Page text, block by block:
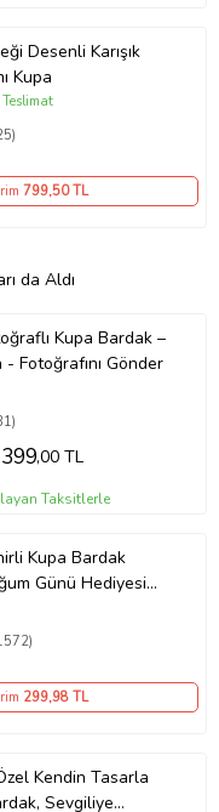
Kupa
799,50 TL
da Aldı
Kupa Bardak –
Fotoğrafını Gönder
399,00 TL
Taksitlerle
Kupa Bardak
Günü Hediyesi
Anneye Babaya
Erkek Kardeşe
Günü Yıl Dönümü
299,98 TL
Kendin Tasarla
Sevgiliye